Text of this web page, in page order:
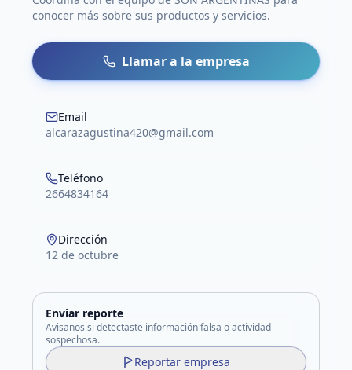
conocer más sobre sus productos y servicios.
Llamar a la empresa
Email
alcarazagustina420@gmail.com
Teléfono
2664834164
Dirección
12 de octubre
Enviar reporte
Avisanos si detectaste información falsa o actividad
sospechosa.
Reportar empresa